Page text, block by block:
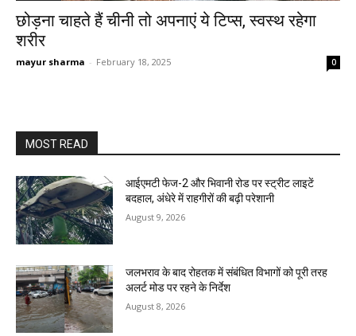
छोड़ना चाहते हैं चीनी तो अपनाएं ये टिप्स, स्वस्थ रहेगा
शरीर
mayur sharma - February 18, 2025 0
MOST READ
आईएमटी फेज-2 और भिवानी रोड पर स्ट्रीट लाइटें
बदहाल, अंधेरे में राहगीरों की बढ़ी परेशानी
August 9, 2026
जलभराव के बाद रोहतक में संबंधित विभागों को पूरी तरह
अलर्ट मोड पर रहने के निर्देश
August 8, 2026